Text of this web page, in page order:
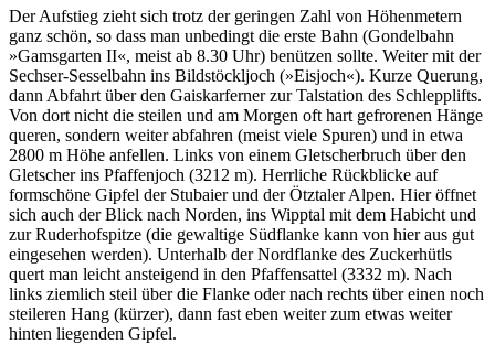
Der Aufstieg zieht sich trotz der geringen Zahl von Höhenmetern
ganz schön, so dass man unbedingt die erste Bahn (Gondelbahn
»Gamsgarten II«, meist ab 8.30 Uhr) benützen sollte. Weiter mit der
Sechser-Sesselbahn ins Bildstöckljoch (»Eisjoch«). Kurze Querung,
dann Abfahrt über den Gaiskarferner zur Talstation des Schlepplifts.
Von dort nicht die steilen und am Morgen oft hart gefrorenen Hänge
queren, sondern weiter abfahren (meist viele Spuren) und in etwa
2800 m Höhe anfellen. Links von einem Gletscherbruch über den
Gletscher ins Pfaffenjoch (3212 m). Herrliche Rückblicke auf
formschöne Gipfel der Stubaier und der Ötztaler Alpen. Hier öffnet
sich auch der Blick nach Norden, ins Wipptal mit dem Habicht und
zur Ruderhofspitze (die gewaltige Südflanke kann von hier aus gut
eingesehen werden). Unterhalb der Nordflanke des Zuckerhütls
quert man leicht ansteigend in den Pfaffensattel (3332 m). Nach
links ziemlich steil über die Flanke oder nach rechts über einen noch
steileren Hang (kürzer), dann fast eben weiter zum etwas weiter
hinten liegenden Gipfel.